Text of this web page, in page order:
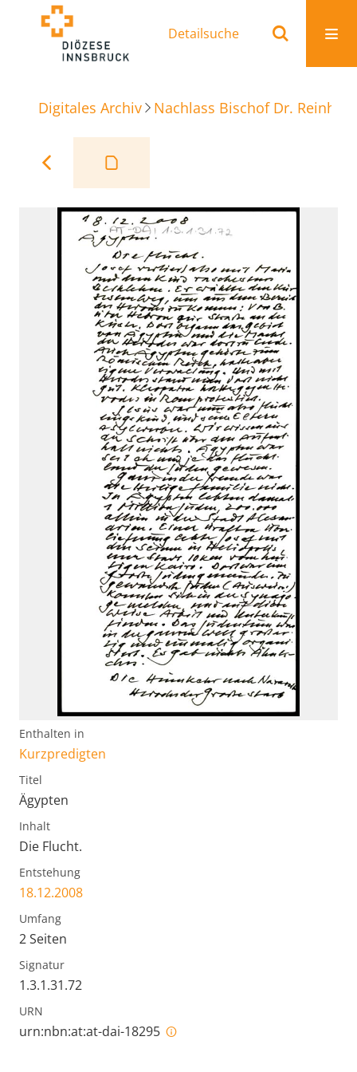
Detailsuche
Digitales Archiv Nachlass Bischof Dr.
Enthalten in
Kurzpredigten
Titel
Ägypten
Inhalt
Die Flucht.
Entstehung
18.12.2008
Umfang
2 Seiten
Signatur
1.3.1.31.72
URN
urn:nbn:at:at-dai-18295